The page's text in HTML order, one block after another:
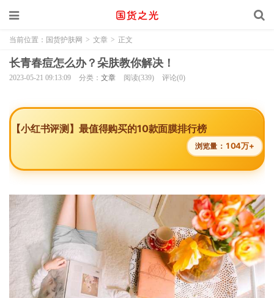
当前位置： 国货护肤网 > 文章 > 正文
长青春痘怎么办？朵肤教你解决！
2023-05-21 09:13:09 分类： 文章 阅读(339) 评论(0)
【小红书评测】最值得购买的10款面膜排行榜
浏览量： 104万+